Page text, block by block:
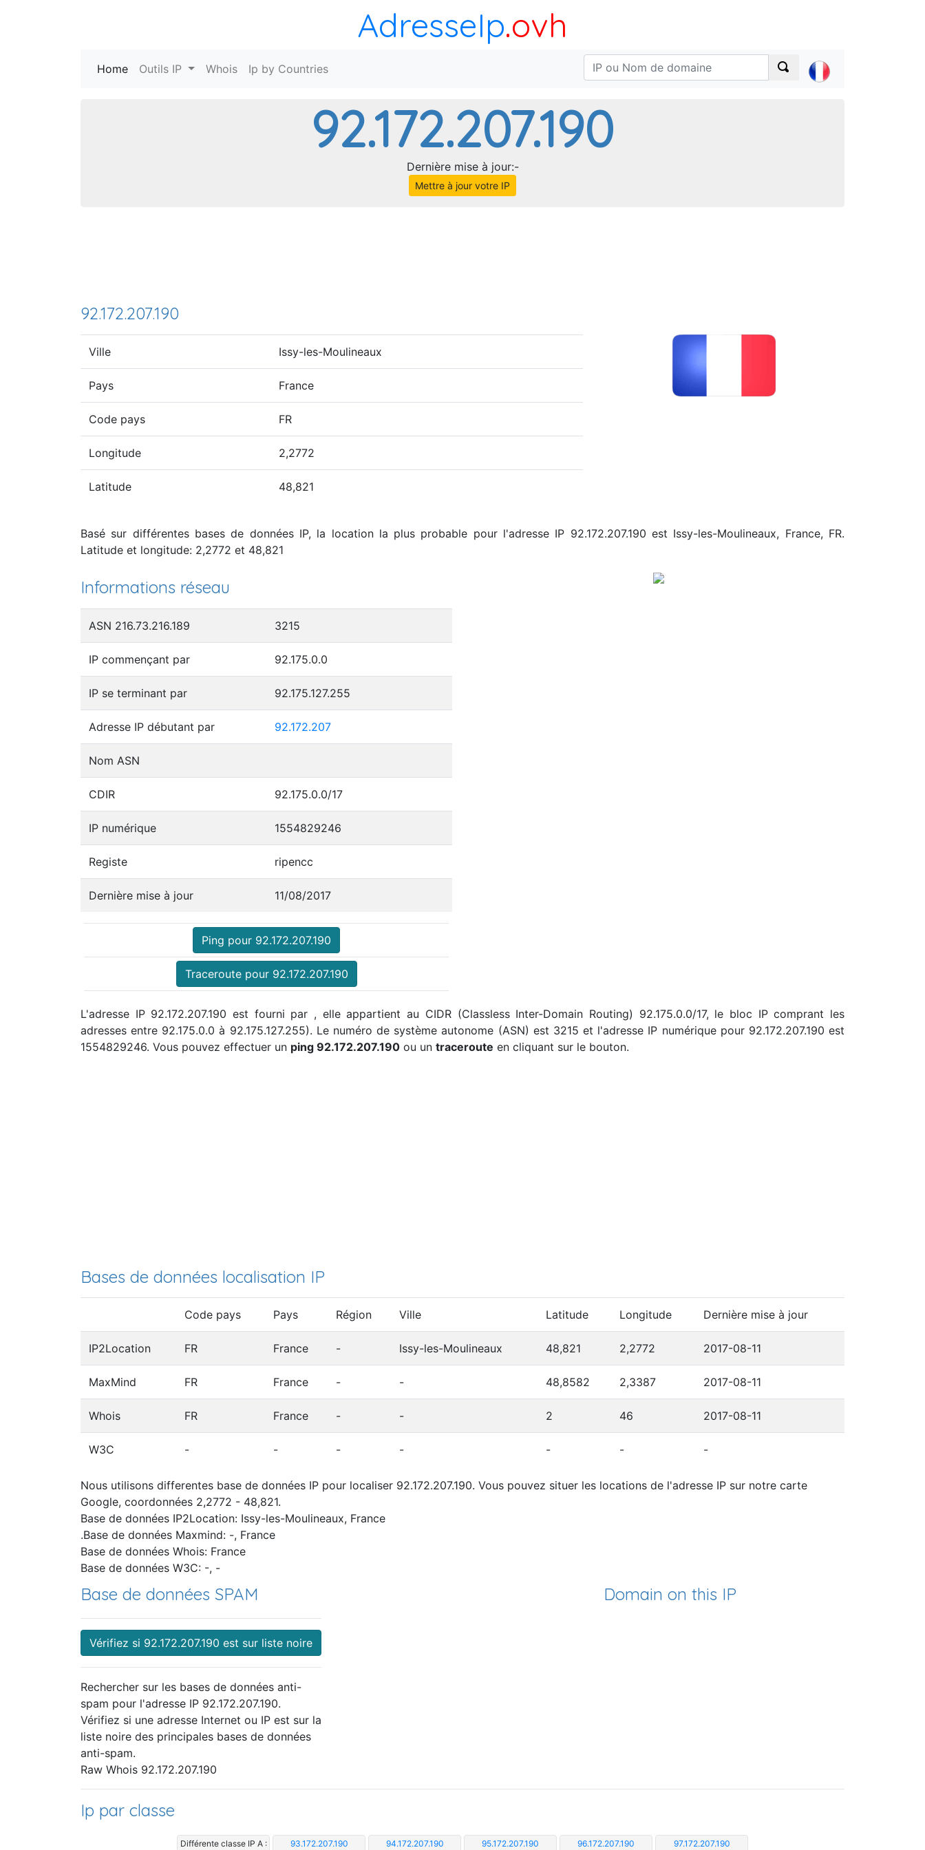
AdresseIp.ovh
Home (current)
Outils IP Whois Ip by Countries
92.172.207.190
Dernière mise à jour:-
Mettre à jour votre IP
92.172.207.190
Ville Issy-les-Moulineaux
Pays France
Code pays FR
Longitude 2,2772
Latitude 48,821
Basé sur différentes bases de données IP, la location la plus probable pour l'adresse IP 92.172.207.190 est Issy-les-Moulineaux, France, FR.
Latitude et longitude: 2,2772 et 48,821
Informations réseau
ASN 216.73.216.189 3215
IP commençant par 92.175.0.0
IP se terminant par 92.175.127.255
Adresse IP débutant par 92.172.207
Nom ASN
CDIR 92.175.0.0/17
IP numérique 1554829246
Registe ripencc
Dernière mise à jour 11/08/2017
Ping pour 92.172.207.190
Traceroute pour 92.172.207.190
L'adresse IP 92.172.207.190 est fourni par , elle appartient au CIDR (Classless Inter-Domain Routing) 92.175.0.0/17, le bloc IP comprant les
adresses entre 92.175.0.0 à 92.175.127.255). Le numéro de système autonome (ASN) est 3215 et l'adresse IP numérique pour 92.172.207.190 est
1554829246. Vous pouvez effectuer un ping 92.172.207.190 ou un traceroute en cliquant sur le bouton.
Bases de données localisation IP
Code pays Pays Région Ville Latitude Longitude Dernière mise à jour
IP2Location FR France - Issy-les-Moulineaux 48,821 2,2772 2017-08-11
MaxMind FR France - - 48,8582 2,3387 2017-08-11
Whois FR France - - 2 46 2017-08-11
W3C - - - - - - -
Nous utilisons differentes base de données IP pour localiser 92.172.207.190. Vous pouvez situer les locations de l'adresse IP sur notre carte
Google, coordonnées 2,2772 - 48,821.
Base de données IP2Location: Issy-les-Moulineaux, France
.Base de données Maxmind: -, France
Base de données Whois: France
Base de données W3C: -, -
Base de données SPAM
Vérifiez si 92.172.207.190 est sur liste noire
Rechercher sur les bases de données anti-
spam pour l'adresse IP 92.172.207.190.
Vérifiez si une adresse Internet ou IP est sur la
liste noire des principales bases de données
anti-spam.
Domain on this IP
Raw Whois 92.172.207.190
Ip par classe
Différente classe IP A : 93.172.207.190 94.172.207.190 95.172.207.190 96.172.207.190 97.172.207.190